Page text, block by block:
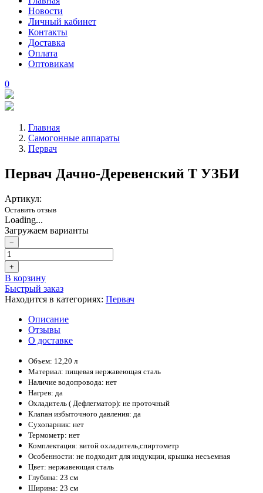
Новости
Личный кабинет
Контакты
Доставка
Оплата
Оптовикам
0
Главная
Самогонные аппараты
Первач
Первач Дачно-Деревенский Т УЗБИ
Артикул:
Оставить отзыв
Loading...
Загружаем варианты
−
+
В корзину
Быстрый заказ
Находится в категориях: Первач
Описание
Отзывы
О доставке
Объем: 12,20 л
Материал: пищевая нержавеющая сталь
Наличие водопровода: нет
Нагрев: да
Охладитель ( Дефлегматор): не проточный
Клапан избыточного давления: да
Сухопарник: нет
Термометр: нет
Комплектация: витой охладитель,спиртометр
Особенности: не подходит для индукции, крышка несъемная
Цвет: нержавеющая сталь
Глубина: 23 см
Ширина: 23 см